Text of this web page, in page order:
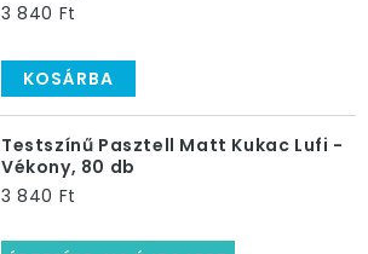
3 840 Ft
KOSÁRBA
Testszínű Pasztell Matt Kukac Lufi -
Vékony, 80 db
3 840 Ft